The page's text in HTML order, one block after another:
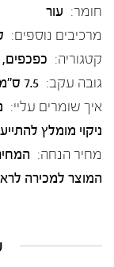
חומר: עור
מרכיבים נוספים:
קטגוריה: כפכפים,
גובה עקב: 7.5 ס"מ
איך שומרים עליי:
ניקוי מומלץ
מחיר הנחה:
המוצר למכירה